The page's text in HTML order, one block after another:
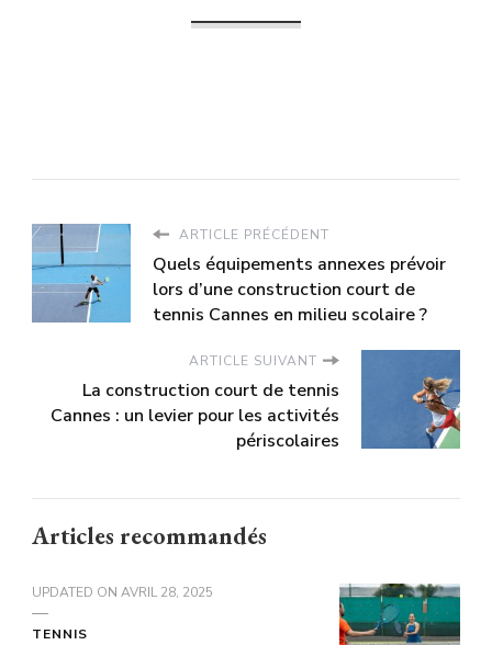
ARTICLE PRÉCÉDENT
Quels équipements annexes prévoir
lors d’une construction court de
tennis Cannes en milieu scolaire ?
ARTICLE SUIVANT
La construction court de tennis
Cannes : un levier pour les activités
périscolaires
Articles recommandés
UPDATED ON AVRIL 28, 2025
TENNIS